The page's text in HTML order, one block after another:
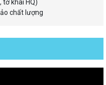
tờ khai HQ)
chất lượng